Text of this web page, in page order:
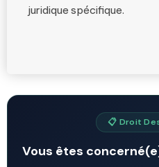
juridique spécifique.
📋 Droit
Vous êtes